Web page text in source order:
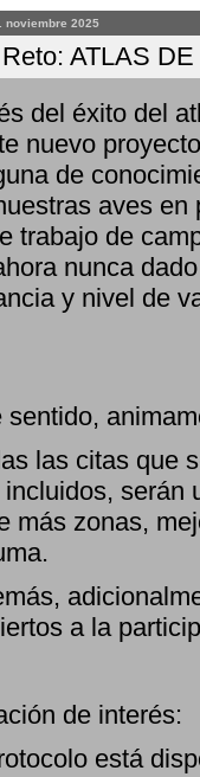
noviembre 2025
ATLAS
del éxito del
nuevo
de
aves en
trabajo de
nunca
y nivel de
sentido,
las citas que
incluidos, serán
más zonas,
a la
de interés:
está